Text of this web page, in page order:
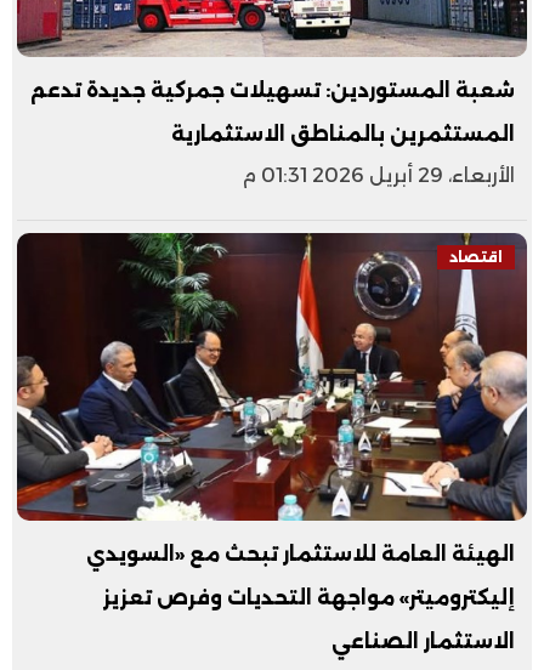
شعبة المستوردين: تسهيلات جمركية جديدة تدعم
المستثمرين بالمناطق الاستثمارية
الأربعاء، 29 أبريل 2026 01:31 م
اقتصاد
الهيئة العامة للاستثمار تبحث مع «السويدي
إليكتروميتر» مواجهة التحديات وفرص تعزيز
الاستثمار الصناعي